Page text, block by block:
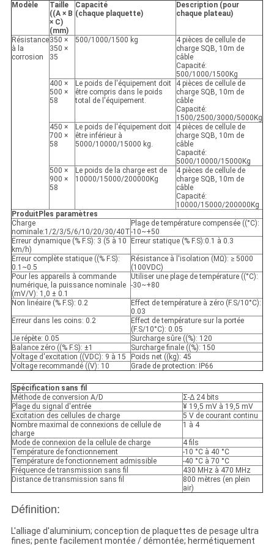
Modèle
Taille
((A × B
× C)
(mm)
Capacité
(chaque plaquette)
Description (pour
chaque plateau)
Résistance
à la
corrosion
350 ×
350 ×
35
500/1000/1500 kg
4 pièces de cellule de
charge SQB, 10m de
câble
Capacité:
500/1000/1500Kg
400 ×
500 ×
58
Le poids de l'équipement doit
être compris dans le poids
total de l'équipement.
4 pièces de cellule de
charge SQB, 10m de
câble
Capacité:
1500/2500/3000/5000Kg
450 ×
700 ×
58
Le poids de l'équipement doit
être inférieur à
5000/10000/15000 kg.
4 pièces de cellule de
charge SQB, 10m de
câble
Capacité:
5000/10000/15000Kg
500 ×
900 ×
58
Le poids de la charge est de
10000/15000/200000Kg
4 pièces de cellule de
charge SQB, 10m de
câble
Capacité:
10000/15000/200000Kg
Produit Ples paramètres
Charge
nominale:1/2/3/5/6/10/20/30/40T
Plage de température compensée ((°C):
-10~+50
Erreur dynamique (% F.S): 3 (5 à 10
km/h)
Erreur statique (% F.S):0.1 à 0.3
Erreur complète statique ((% F.S):
0.1~0.5
Résistance à l'isolation (MΩ): ≥ 5000
(100VDC)
Pour les appareils à commande
numérique, la puissance nominale
(mV/V): 1,0 ± 0.1
Utiliser une plage de température ((°C):
-30~+80
Non linéaire (% F.S): 0.2
Effect de température à zéro (F.S/10°C):
0.03
Erreur dans les coins: 0.2
Effect de température sur la portée
(F.S/10°C): 0.05
Je répète: 0.05
Surcharge sûre ((%): 120
Balance zéro ((% F.S): ±1
Surcharge finale ((%): 150
Voltage d'excitation ((VDC): 9 à 15
Poids net ((kg): 45
Voltage recommandé ((V): 10
Grade de protection: IP66
Spécification sans fil
Méthode de conversion A/D
Σ-Δ 24 bits
Plage du signal d'entrée
¥ 19,5 mV à 19,5 mV
Excitation des cellules de charge
5 V de courant continu
Nombre maximal de connexions de cellule de
charge
1 à 4
Mode de connexion de la cellule de charge
4 fils
Température de fonctionnement
-10 °C à 40 °C
Température de fonctionnement admissible
-40 °C à 70 °C
Fréquence de transmission sans fil
430 MHz à 470 MHz
Distance de transmission sans fil
800 mètres (en plein
air)
Définition:
L'alliage d'aluminium; conception de plaquettes de pesage ultra
fines; pente facilement montée / démontée; hermétiquement